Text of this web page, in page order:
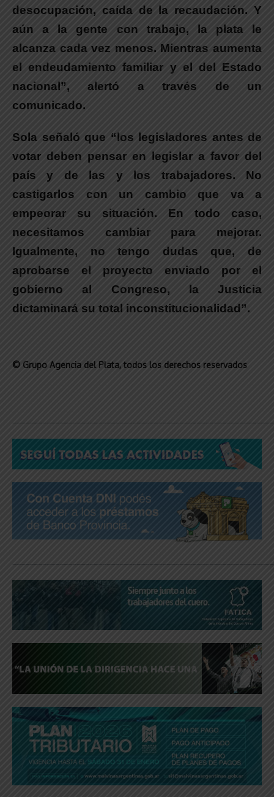
desocupación, caída de la recaudación. Y
aún a la gente con trabajo, la plata le
alcanza cada vez menos. Mientras aumenta
el endeudamiento familiar y el del Estado
nacional”, alertó a través de un
comunicado.
Sola señaló que “los legisladores antes de
votar deben pensar en legislar a favor del
país y de las y los trabajadores. No
castigarlos con un cambio que va a
empeorar su situación. En todo caso,
necesitamos cambiar para mejorar.
Igualmente, no tengo dudas que, de
aprobarse el proyecto enviado por el
gobierno al Congreso, la Justicia
dictaminará su total inconstitucionalidad”.
© Grupo Agencia del Plata, todos los derechos reservados